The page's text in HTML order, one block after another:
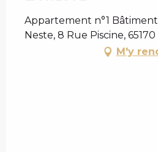
Appartement n°1 Bâtiment
Neste, 8 Rue Piscine,
M'y